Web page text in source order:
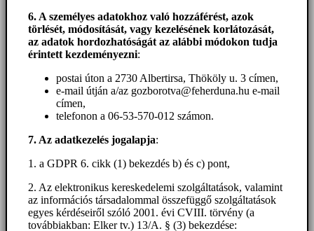
6. A személyes adatokhoz való hozzáférést, azok
törlését, módosítását, vagy kezelésének korlátozását,
az adatok hordozhatóságát az alábbi módokon tudja
érintett kezdeményezni:
postai úton a 2730 Albertirsa, Thököly u. 3 címen,
e-mail útján a/az gozborotva@feherduna.hu e-mail
címen,
telefonon a 06-53-570-012 számon.
7. Az adatkezelés jogalapja:
1. a GDPR 6. cikk (1) bekezdés b) és c) pont,
2. Az elektronikus kereskedelemi szolgáltatások, valamint
az információs társadalommal összefüggő szolgáltatások
egyes kérdéseiről szóló 2001. évi CVIII. törvény (a
továbbiakban: Elker tv.) 13/A. § (3) bekezdése: